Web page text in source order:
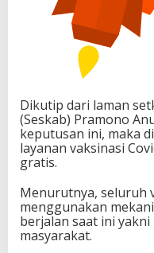
Dikutip dari laman
(Seskab) Pramono
keputusan ini, maka
layanan vaksinasi
gratis.
Menurutnya, seluruh
menggunakan
berjalan saat ini
masyarakat.